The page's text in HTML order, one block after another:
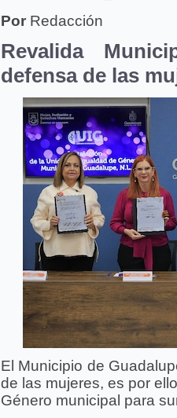
Por Redacción
Revalida
defensa de las
El Municipio de
de las mujeres, es por
Género municipal para